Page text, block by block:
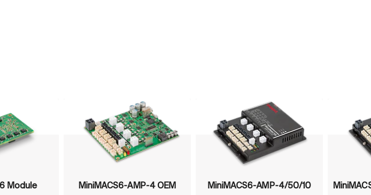
Module MiniMACS6-AMP-4 OEM MiniMACS6-AMP-4/50/10